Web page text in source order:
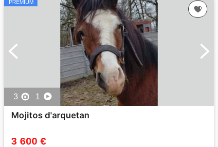
PREMIUM
3 1
Mojitos d'arquetan
3 600 €